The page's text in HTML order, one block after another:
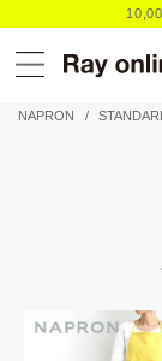
NAPRON /